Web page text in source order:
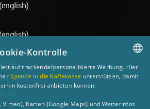
(english)
GERMAN
Kontrolle
auf trackende/personalisierte Werbung. Hier
Spende in die Kaffekasse unterstützen, damit
kostenfrei anbieten können.
Vimeo), Karten (Google Maps) und Wetterinfos